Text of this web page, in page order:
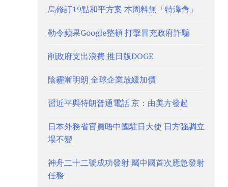
烏修訂19點和平方案 本周料無「特澤會」
勒令蘋果Google整頓 打擊冒充政府詐騙
削政府支出浪費 推日版DOGE
陰霾漸明朗 全球企業放緩加價
習近平與特朗普通電話 京：由美方發起
日本外務省官員晤中國駐日大使 日方強調立
場不變
神舟二十二號成功發射 屬中國首次應急發射
任務